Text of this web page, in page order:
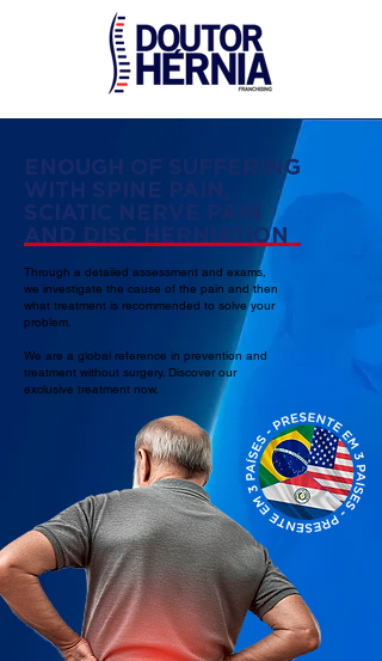
ENOUGH OF SUFFERING
WITH SPINE PAIN,
SCIATIC NERVE PAIN
AND DISC HERNIATION
Through a detailed assessment and exams,
we investigate the cause of the pain and then
what treatment is recommended to solve your
problem.
We are a global reference in prevention and
treatment without surgery. Discover our
exclusive treatment now.